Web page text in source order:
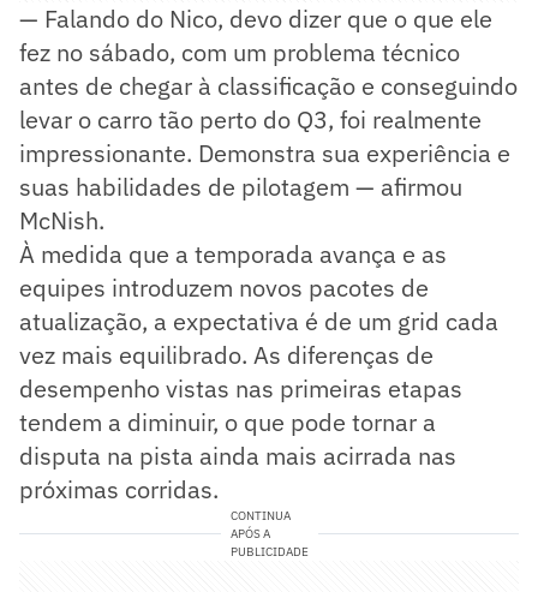
— Falando do Nico, devo dizer que o que ele
fez no sábado, com um problema técnico
antes de chegar à classificação e conseguindo
levar o carro tão perto do Q3, foi realmente
impressionante. Demonstra sua experiência e
suas habilidades de pilotagem — afirmou
McNish.
À medida que a temporada avança e as
equipes introduzem novos pacotes de
atualização, a expectativa é de um grid cada
vez mais equilibrado. As diferenças de
desempenho vistas nas primeiras etapas
tendem a diminuir, o que pode tornar a
disputa na pista ainda mais acirrada nas
próximas corridas.
CONTINUA
APÓS A
PUBLICIDADE